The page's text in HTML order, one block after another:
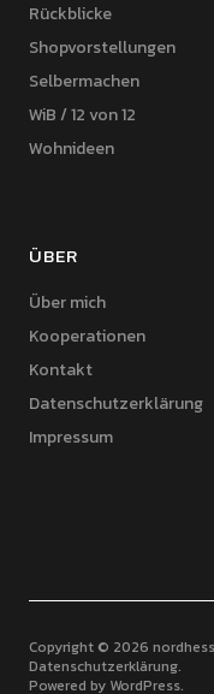
Rückblicke
Shopvorstellungen
Selbermachen
WiB / 12 von 12
Wohnideen
ÜBER
Über mich
Kooperationen
Kontakt
Datenschutzerklärung
Impressum
Copyright © 2026
Datenschutzerklärung
Powered by WordPress